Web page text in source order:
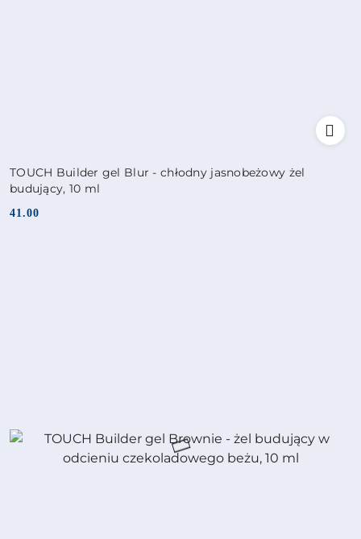
TOUCH Builder gel Blur - chłodny jasnobeżowy żel
budujący, 10 ml
Cena:
41.00